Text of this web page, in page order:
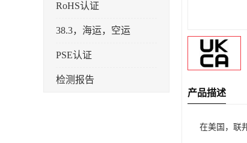
RoHS认证
38.3，海运，空运
PSE认证
检测报告
产品描述
在美国，联